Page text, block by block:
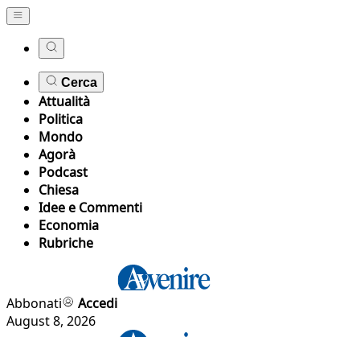
Cerca
Attualità
Politica
Mondo
Agorà
Podcast
Chiesa
Idee e Commenti
Economia
Rubriche
Abbonati
Accedi
August 8, 2026